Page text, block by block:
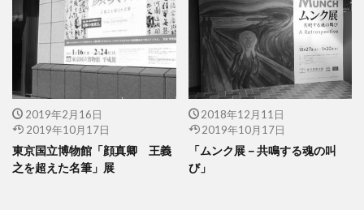
2019年2月16日
2019年10月17日
東京国立博物館「顔真卿 王義
之を超えた名筆」展
2018年12月11日
2019年10月17日
「ムンク展－共鳴する魂の叫
び」